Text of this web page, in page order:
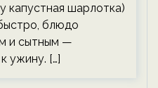
капустная шарлотка)
блюдо
и сытным —
ужину. […]